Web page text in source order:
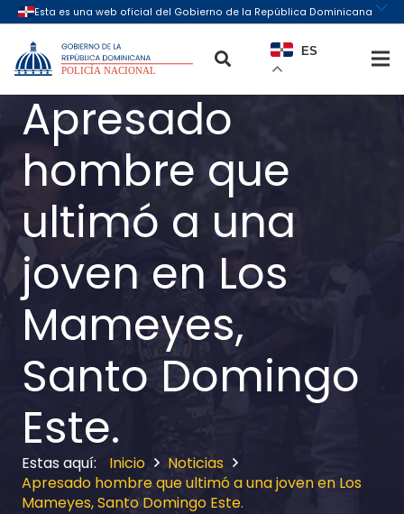
ES
Apresado
hombre que
ultimó a una
joven en Los
Mameyes,
Santo Domingo
Este.
Inicio
Noticias
Apresado hombre que ultimó a una joven en Los
Mameyes, Santo Domingo Este.